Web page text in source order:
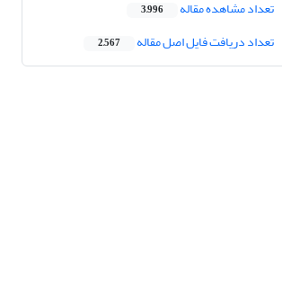
تعداد مشاهده مقاله 3,996
تعداد دریافت فایل اصل مقاله 2,567